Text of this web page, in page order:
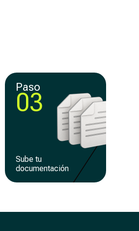
Paso
03
Sube tu
documentación